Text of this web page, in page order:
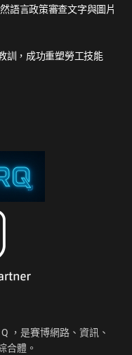
語言政策審查文字與圖片
訓，成功重塑勞工技能
，是賽博網路、資訊、
合體。